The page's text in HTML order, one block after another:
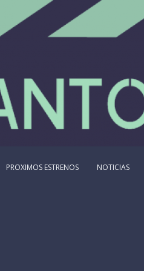
PROXIMOS ESTRENOS NOTICIAS